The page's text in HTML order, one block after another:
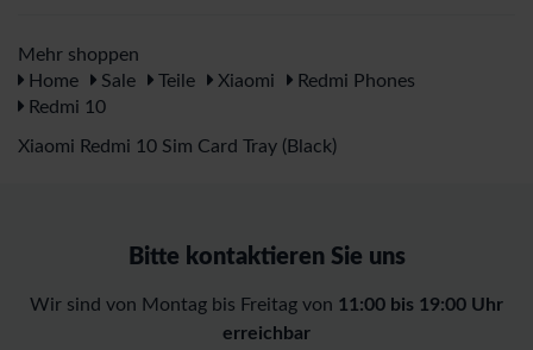
Mehr shoppen
Home
Sale Teile Xiaomi
Redmi Phones
Redmi 10
Xiaomi Redmi 10 Sim Card Tray (Black)
Bitte kontaktieren Sie uns
Wir sind von Montag bis Freitag von 11:00 bis 19:00 Uhr
erreichbar